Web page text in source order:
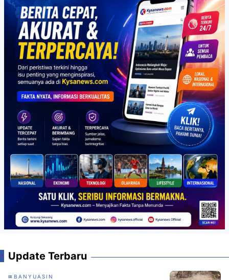
Update Terbaru
BANYUASIN